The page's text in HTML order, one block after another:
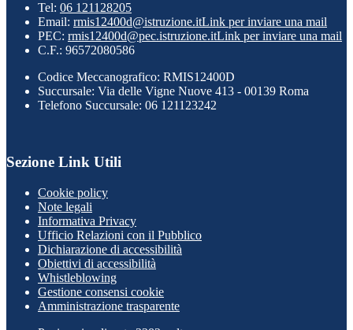
Tel: 06 121128205
Email: rmis12400d@istruzione.itLink per inviare una mail
PEC: rmis12400d@pec.istruzione.itLink per inviare una mail
C.F.: 96572080586
Codice Meccanografico: RMIS12400D
Succursale: Via delle Vigne Nuove 413 - 00139 Roma
Telefono Succursale: 06 121123242
Sezione Link Utili
Cookie policy
Note legali
Informativa Privacy
Ufficio Relazioni con il Pubblico
Dichiarazione di accessibilità
Obiettivi di accessibilità
Whistleblowing
Gestione consensi cookie
Amministrazione trasparente